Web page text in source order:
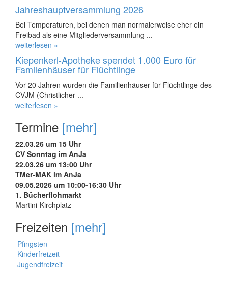
Jahreshauptversammlung 2026
Bei Temperaturen, bei denen man normalerweise eher ein
Freibad als eine Mitgliederversammlung ...
weiterlesen »
Kiepenkerl-Apotheke spendet 1.000 Euro für
Familenhäuser für Flüchtlinge
Vor 20 Jahren wurden die Familienhäuser für Flüchtlinge des
CVJM (Christlicher ...
weiterlesen »
Termine [mehr]
22.03.26 um 15 Uhr
CV Sonntag im AnJa
22.03.26 um 13:00 Uhr
TMer-MAK im AnJa
09.05.2026 um 10:00-16:30 Uhr
1. Bücherflohmarkt
Martini-Kirchplatz
Freizeiten [mehr]
Pfingsten
Kinderfreizeit
Jugendfreizeit